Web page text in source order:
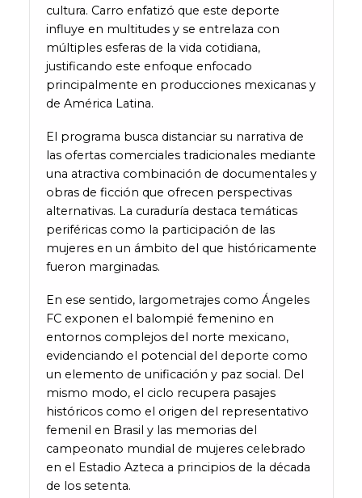
cultura. Carro enfatizó que este deporte
influye en multitudes y se entrelaza con
múltiples esferas de la vida cotidiana,
justificando este enfoque enfocado
principalmente en producciones mexicanas y
de América Latina.
El programa busca distanciar su narrativa de
las ofertas comerciales tradicionales mediante
una atractiva combinación de documentales y
obras de ficción que ofrecen perspectivas
alternativas. La curaduría destaca temáticas
periféricas como la participación de las
mujeres en un ámbito del que históricamente
fueron marginadas.
En ese sentido, largometrajes como Ángeles
FC exponen el balompié femenino en
entornos complejos del norte mexicano,
evidenciando el potencial del deporte como
un elemento de unificación y paz social. Del
mismo modo, el ciclo recupera pasajes
históricos como el origen del representativo
femenil en Brasil y las memorias del
campeonato mundial de mujeres celebrado
en el Estadio Azteca a principios de la década
de los setenta.